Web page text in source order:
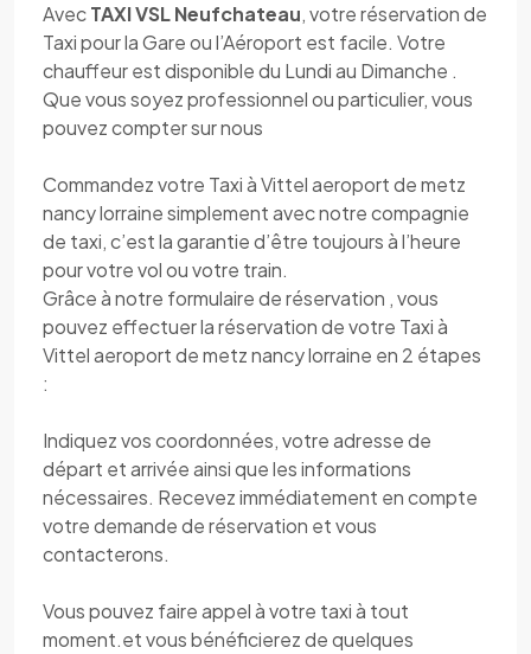
AvecTAXI VSL Neufchateau, votre réservation de
Taxi pour la Gare ou l’Aéroport est facile. Votre
chauffeur est disponible du Lundi au Dimanche .
Que vous soyez professionnel ou particulier, vous
pouvez compter sur nous
Commandez votre Taxi à Vittel aeroport de metz
nancy lorraine simplement avec notre compagnie
de taxi, c’est la garantie d’être toujours à l’heure
pour votre vol ou votre train.
Grâce à notre formulaire de réservation , vous
pouvez effectuer la réservation de votre Taxi à
Vittel aeroport de metz nancy lorraine en 2 étapes
:
Indiquez vos coordonnées, votre adresse de
départ et arrivée ainsi que les informations
nécessaires. Recevez immédiatement en compte
votre demande de réservation et vous
contacterons.
Vous pouvez faire appel à votre taxi à tout
moment.et vous bénéficierez de quelques